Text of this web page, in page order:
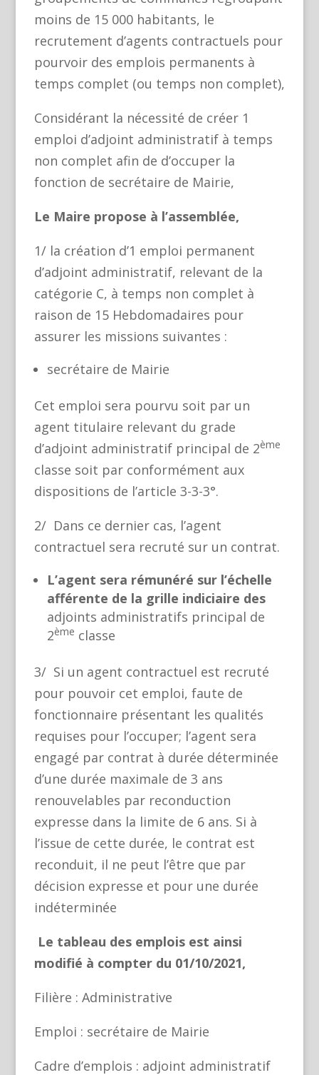
moins de 15 000 habitants, le
recrutement d’agents contractuels pour
pourvoir des emplois permanents à
temps complet (ou temps non complet),
Considérant la nécessité de créer 1
emploi d’adjoint administratif à temps
non complet afin de d’occuper la
fonction de secrétaire de Mairie,
Le Maire propose à l’assemblée,
1/ la création d’1 emploi permanent
d’adjoint administratif, relevant de la
catégorie C, à temps non complet à
raison de 15 Hebdomadaires pour
assurer les missions suivantes :
secrétaire de Mairie
Cet emploi sera pourvu soit par un
agent titulaire relevant du grade
d’adjoint administratif principal de 2ème
classe soit par conformément aux
dispositions de l’article 3-3-3°.
2/ Dans ce dernier cas, l’agent
contractuel sera recruté sur un contrat.
L’agent sera rémunéré sur l’échelle
afférente de la grille indiciaire des
adjoints administratifs principal de
2ème classe
3/ Si un agent contractuel est recruté
pour pouvoir cet emploi, faute de
fonctionnaire présentant les qualités
requises pour l’occuper; l’agent sera
engagé par contrat à durée déterminée
d’une durée maximale de 3 ans
renouvelables par reconduction
expresse dans la limite de 6 ans. Si à
l’issue de cette durée, le contrat est
reconduit, il ne peut l’être que par
décision expresse et pour une durée
indéterminée
Le tableau des emplois est ainsi
modifié à compter du 01/10/2021,
Filière : Administrative
Emploi : secrétaire de Mairie
Cadre d’emplois : adjoint administratif